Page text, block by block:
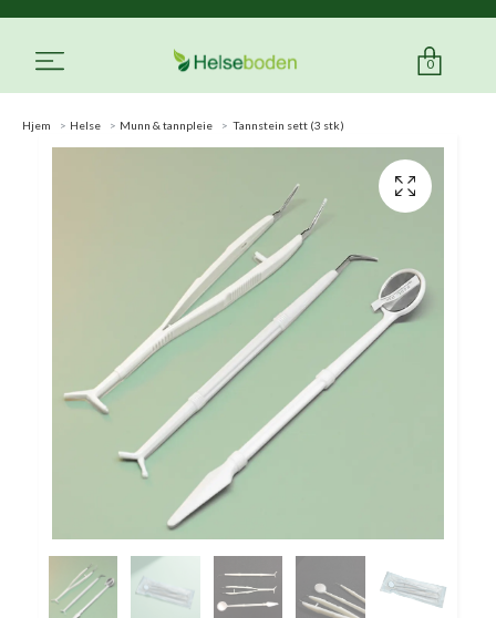
0
Hjem Helse Munn & tannpleie Tannstein sett (3 stk)